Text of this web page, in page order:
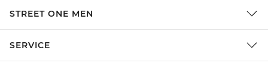
STREET ONE MEN
SERVICE